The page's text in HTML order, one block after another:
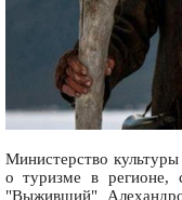
Министерство
о туризме в регионе,
"Выживший"